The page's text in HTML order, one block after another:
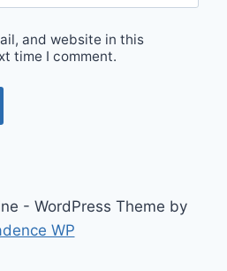
and website in this
time I comment.
- WordPress Theme by
WP